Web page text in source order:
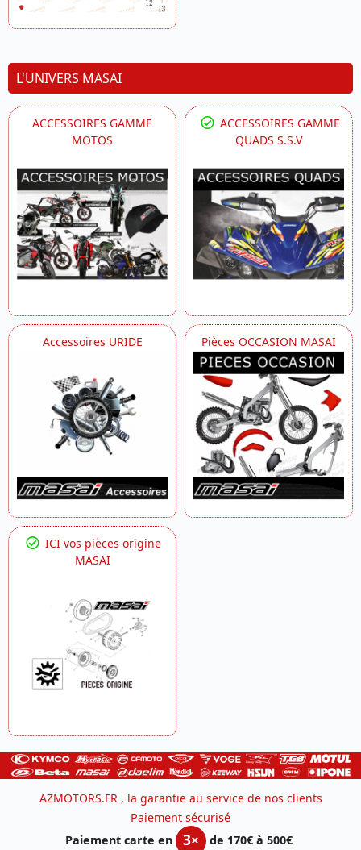
L'UNIVERS MASAI
ACCESSOIRES GAMME
MOTOS
ACCESSOIRES GAMME
QUADS S.S.V
Accessoires URIDE Pièces OCCASION MASAI
ICI vos pièces origine
MASAI
AZMOTORS.FR , la garantie au service de nos clients
Paiement sécurisé
Paiement carte en
3×
de 170€ à 500€